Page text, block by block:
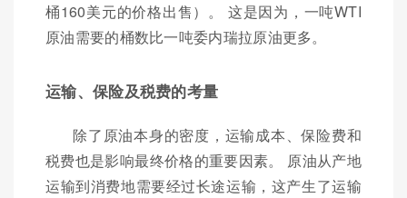
桶160美元的价格出售）。 这是因为，一吨WTI
原油需要的桶数比一吨委内瑞拉原油更多。
运输、保险及税费的考量
除了原油本身的密度，运输成本、保险费和
税费也是影响最终价格的重要因素。 原油从产地
运输到消费地需要经过长途运输，这产生了运输